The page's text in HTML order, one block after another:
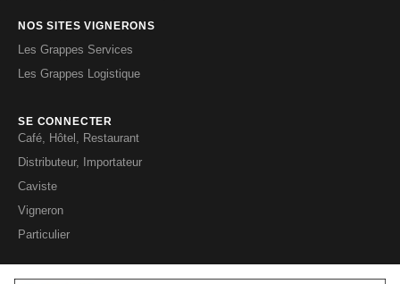
NOS SITES VIGNERONS
Les Grappes Services
Les Grappes Logistique
SE CONNECTER
Café, Hôtel, Restaurant
Distributeur, Importateur
Caviste
Vigneron
Particulier